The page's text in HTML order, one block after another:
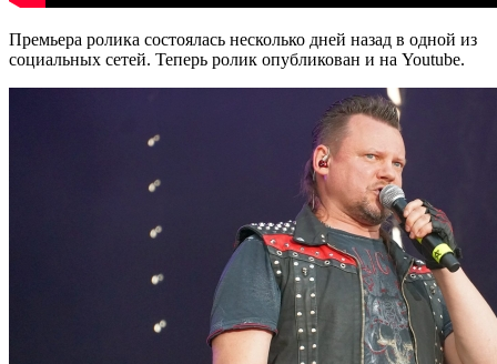
Премьера ролика состоялась несколько дней назад в одной из
социальных сетей. Теперь ролик опубликован и на Youtube.